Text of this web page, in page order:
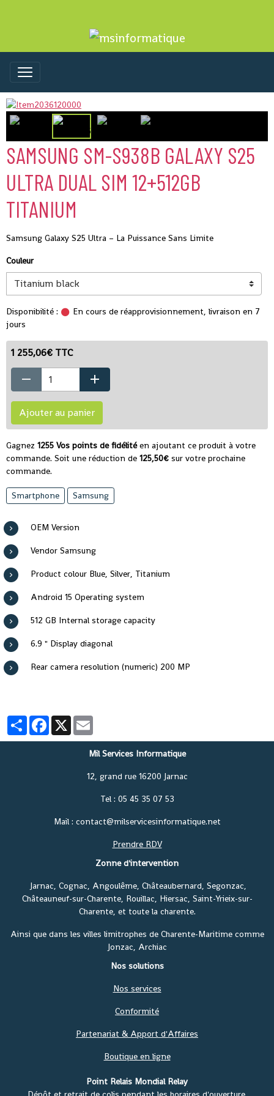
SAMSUNG SM-S938B GALAXY S25
ULTRA DUAL SIM 12+512GB
TITANIUM
Samsung Galaxy S25 Ultra – La Puissance Sans Limite
Couleur
Disponibilité :
En cours de réapprovisionnement, livraison en 7
jours
1 255,06€ TTC
Ajouter au panier
Gagnez 1255 Vos points de fidélitéen ajoutant ce produit à votre
commande. Soit une réduction de 125,50€ sur votre prochaine
commande.
Smartphone Samsung
OEM Version
Vendor Samsung
Product colour Blue, Silver, Titanium
Android 15 Operating system
512 GB Internal storage capacity
6.9 " Display diagonal
Rear camera resolution (numeric) 200 MP
PartagerFacebook
X
Mil Services Informatique
12, grand rue 16200 Jarnac
Tel : 05 45 35 07 53
Mail : contact@milservicesinformatique.net
Prendre RDV
Zonne d'intervention
Jarnac, Cognac, Angoulême, Châteaubernard, Segonzac,
Châteauneuf-sur-Charente, Rouillac, Hiersac, Saint-Yrieix-sur-
Charente, et toute la charente.
Ainsi que dans les villes limitrophes de Charente-Maritime comme
Jonzac, Archiac
Nos solutions
Nos services
Conformité
Partenariat & Apport d'Affaires
Boutique en ligne
Point Relais Mondial Relay